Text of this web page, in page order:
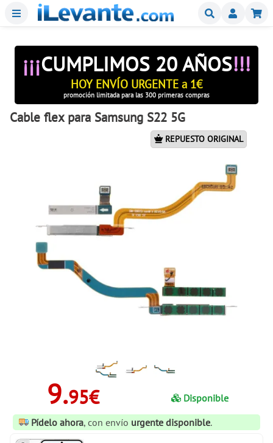
Menu Buscar
¡¡¡CUMPLIMOS 20 AÑOS!!!
HOY ENVÍO URGENTE a 1€
promoción limitada para las 300 primeras compras
Cable flex para Samsung S22 5G
REPUESTO ORIGINAL
9.95€
Disponible
Pídelo ahora, con envío urgente disponible.